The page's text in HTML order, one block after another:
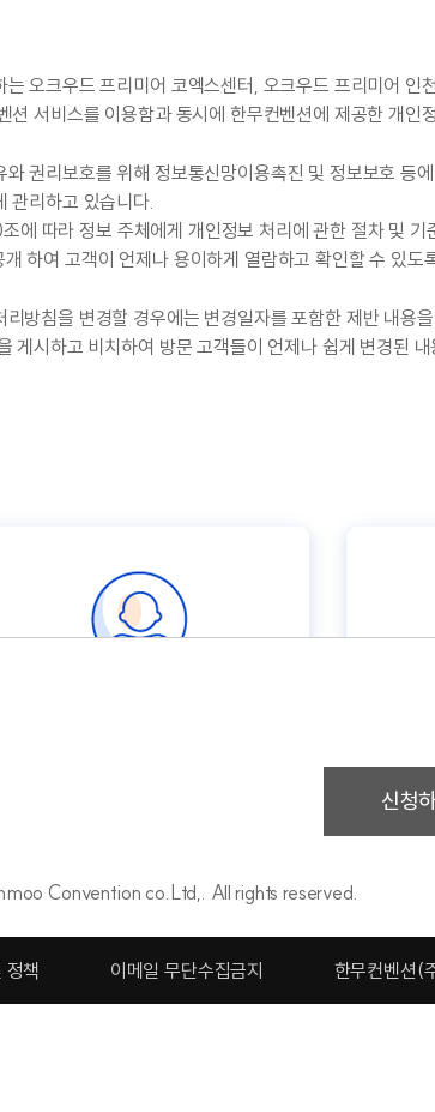
오크우드 프리미어 코엑스센터, 오크우드 프리미어
션 서비스를 이용함과 동시에 한무컨벤션에 제공한 개인
권리보호를 위해 정보통신망이용촉진 및 정보보호
관리하고 있습니다.
조에 따라 정보 주체에게 개인정보 처리에 관한 절차 및
하여 고객이 언제나 용이하게 열람하고 확인할 수 있도
방침을 변경할 경우에는 변경일자를 포함한 제반 내
게시하고 비치하여 방문 고객들이 언제나 쉽게 변경된
신청
| 객실 예약 reservations.opcc@oakwoodpremier.co.kr
Convention co.Ltd,. All rights reserved.
정책 이메일 무단수집금지 한무컨벤션(